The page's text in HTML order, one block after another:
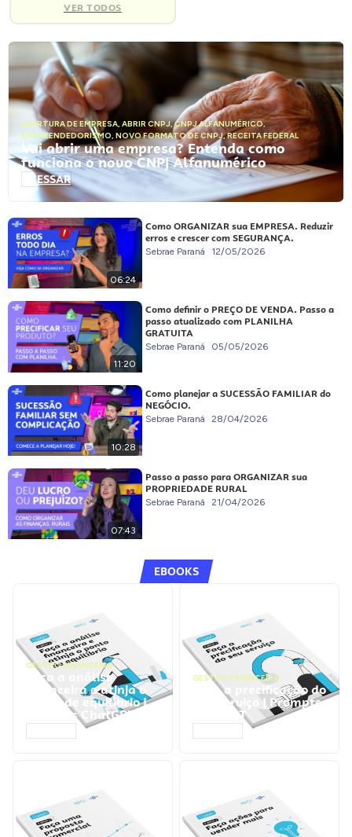
VER TODOS
ABERTURA DE EMPRESA, ABRIR CNPJ,CNPJ ALFANUMÉRICO,
EMPREENDEDORISMO, NOVO FORMATO DE CNPJ,RECEITA FEDERAL
Vai abrir uma empresa? Entenda como
funciona o novo CNPJ Alfanumérico
ACESSAR
06:24
Como ORGANIZAR sua EMPRESA. Reduzir
erros e crescer com SEGURANÇA.
Sebrae Paraná 12/05/2026
11:20
Como definir o PREÇO DE VENDA. Passo a
passo atualizado com PLANILHA
GRATUITA
Sebrae Paraná 05/05/2026
10:28
Como planejar a SUCESSÃO FAMILIAR do
NEGÓCIO.
Sebrae Paraná 28/04/2026
07:43
Passo a passo para ORGANIZAR sua
PROPRIEDADE RURAL
Sebrae Paraná 21/04/2026
EBOOKS
GESTÃO FINANCEIRA
Faça a análise
financeira e atinja o
ponto de equilíbrio |
Prompts ChatGPT
GESTÃO FINANCEIRA
Faça a precificação do
seu serviço | Prompts
ChatGPT